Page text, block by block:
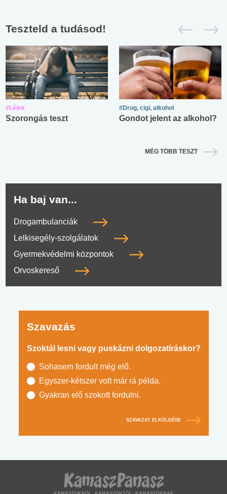
Teszteld a tudásod!
#Lélek
Szorongás teszt
#Drog, cigi, alkohol
Gondot jelent az alkohol?
MÉG TÖBB TESZT
Ha baj van...
Drogambulanciák
Lelkisegély-szolgálatok
Gyermekvédelmi központok
Orvoskereső
Szavazás
Szoktál lesni vagy puskázni dolgozatíráskor?
Sohasem fordult még elő.
Egyszer-kétszer volt már rá példa.
Gyakran elő szokott fordulni.
SZAVAZAT ELKÜLDÉSE